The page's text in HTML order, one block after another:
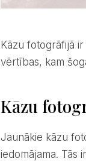
Kāzu fotogrāfijā ir divas spilgtas tendences – analogais foto un fotogrāfijas ar zibspuldzi. Tās ir klasiskas
vērtības, kam
Kāzu
Jaunākie kāzu fotogrāfijas trendi patiesībā ir fundamentālas foto tehnikas, bez kurām laba fotogrāfija nav
iedomājama. Tās